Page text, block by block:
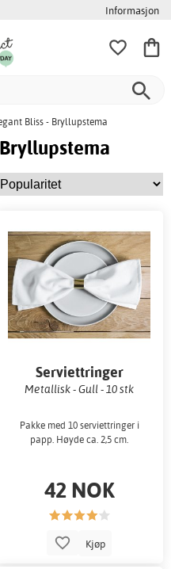
Informasjon
Bliss - Bryllupstema
Serviettringer
Metallisk - Gull - 10 stk
Pakke med 10 serviettringer i
papp. Høyde ca. 2,5 cm.
42 NOK
Kjøp